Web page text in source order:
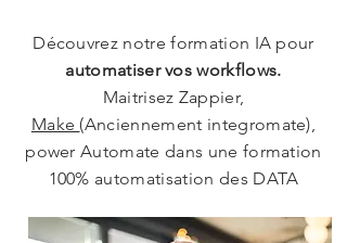
Découvrez notre formation IA pour
automatiser vos workflows.
Maitrisez Zappier,
Make (Anciennement integromate),
power Automate dans une formation
100% automatisation des DATA